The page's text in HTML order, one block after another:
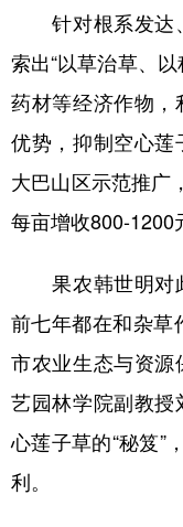
针对根系发达
索出“以草治草、
药材等经济作物
优势，抑制空心莲
大巴山区示范推广
每亩增收800-1200
果农韩世明对
前七年都在和杂草
市农业生态与资
艺园林学院副教
心莲子草的“秘笈”
利。